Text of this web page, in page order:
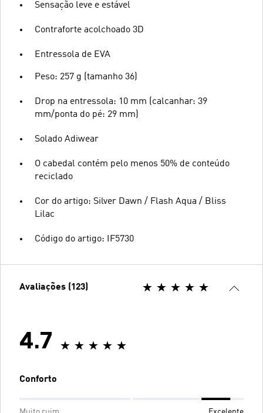
Sensação leve e estável
Contraforte acolchoado 3D
Entressola de EVA
Peso: 257 g (tamanho 36)
Drop na entressola: 10 mm (calcanhar: 39
mm/ponta do pé: 29 mm)
Solado Adiwear
O cabedal contém pelo menos 50% de conteúdo
reciclado
Cor do artigo: Silver Dawn / Flash Aqua / Bliss
Lilac
Código do artigo: IF5730
Avaliações (123)
4.7
Conforto